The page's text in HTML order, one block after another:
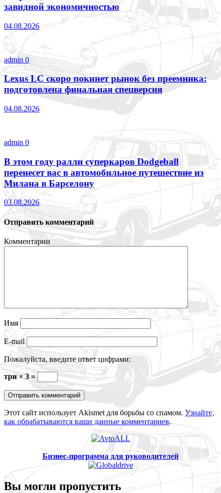
завидной экономичностью
04.08.2026
admin 0
Lexus LC скоро покинет рынок без преемника:
подготовлена финальная спецверсия
04.08.2026
admin 0
В этом году ралли суперкаров Dodgeball
перенесет вас в автомобильное путешествие из
Милана в Барселону
03.08.2026
Отправить комментарий
Комментарии
Имя
E-mail
Пожалуйста, введите ответ цифрами:
три × 3 =
Этот сайт использует Akismet для борьбы со спамом. Узнайте,
как обрабатываются ваши данные комментариев.
Бизнес-программа для руководителей
Вы могли пропустить